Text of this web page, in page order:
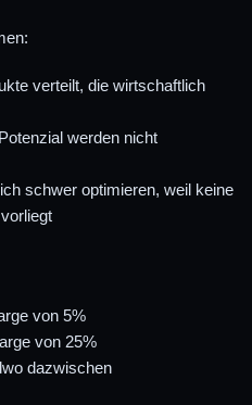
verteilt, die wirtschaftlich
werden nicht
schwer optimieren, weil keine
von 5%
von 25%
dazwischen